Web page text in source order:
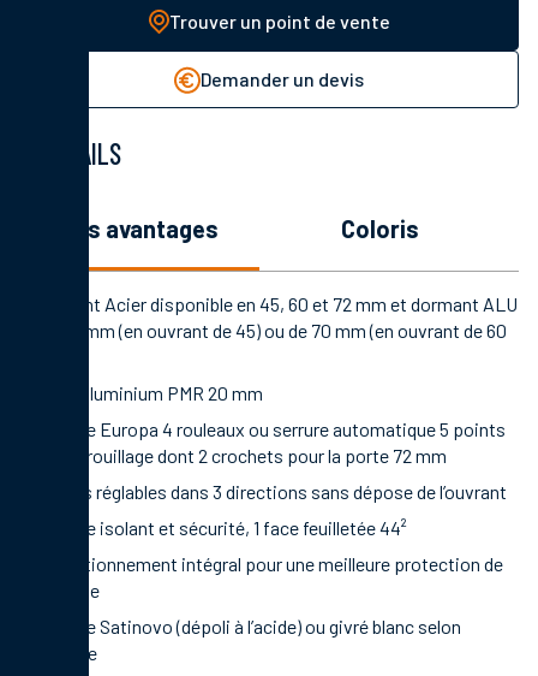
Trouver un point de vente
Demander un devis
DÉTAILS
les avantages coloris
Ouvrant Acier disponible en 45, 60 et 72 mm et dormant ALU
de 56 mm (en ouvrant de 45) ou de 70 mm (en ouvrant de 60
Seuil aluminium PMR 20 mm
Serrure Europa 4 rouleaux ou serrure automatique 5 points
de verrouillage dont 2 crochets pour la porte 72 mm
Fiches réglables dans 3 directions sans dépose de l’ouvrant
Vitrage isolant et sécurité, 1 face feuilletée 44²
Conditionnement intégral pour une meilleure protection de
la porte
Vitrage Satinovo (dépoli à l’acide) ou givré blanc selon
modèle